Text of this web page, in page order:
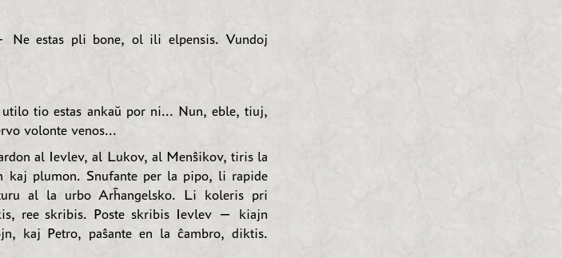
estas pli bone, ol ili elpensis. Vundoj
tio estas ankaŭ por ni... Nun, eble, tiuj,
volonte venos...
al Ievlev, al Lukov, al Menŝikov, tiris la
kaj plumon. Snufante per la pipo, li rapide
al la urbo Arĥangelsko. Li koleris pri
ree skribis. Poste skribis Ievlev — kiajn
kaj Petro, paŝante en la ĉambro, diktis.